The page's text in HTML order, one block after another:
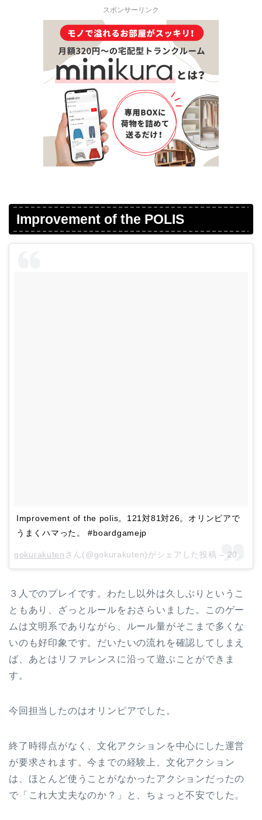
スポンサーリンク
Improvement of the POLIS
Improvement of the polis。121対81対26。オリンピアで
うまくハマった。 #boardgamejp
gokurakuten さん(@gokurakuten)がシェアした投稿 – 2018年 4月月26日午前8時01分PDT
３人でのプレイです。わたし以外は久しぶりというこ
ともあり、ざっとルールをおさらいました。このゲー
ムは文明系でありながら、ルール量がそこまで多くな
いのも好印象です。だいたいの流れを確認してしまえ
ば、あとはリファレンスに沿って遊ぶことができま
す。
今回担当したのはオリンピアでした。
終了時得点がなく、文化アクションを中心にした運営
が要求されます。今までの経験上、文化アクション
は、ほとんど使うことがなかったアクションだったの
で「これ大丈夫なのか？」と、ちょっと不安でした。